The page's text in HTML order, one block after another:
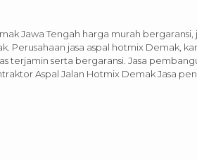
Jawa Tengah harga murah
Perusahaan jasa aspal hotmix Demak,
terjamin serta bergaransi. Jasa
Aspal Jalan Hotmix Demak Jasa